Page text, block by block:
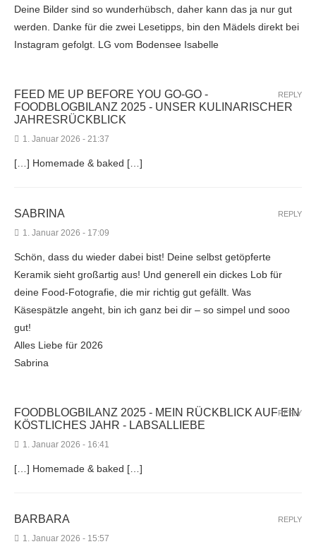
Deine Bilder sind so wunderhübsch, daher kann das ja nur gut
werden. Danke für die zwei Lesetipps, bin den Mädels direkt bei
Instagram gefolgt. LG vom Bodensee Isabelle
FEED ME UP BEFORE YOU GO-GO -
FOODBLOGBILANZ 2025 - UNSER KULINARISCHER
JAHRESRÜCKBLICK
1. Januar 2026 - 21:37
[…] Homemade & baked […]
REPLY
SABRINA
1. Januar 2026 - 17:09
Schön, dass du wieder dabei bist! Deine selbst getöpferte
Keramik sieht großartig aus! Und generell ein dickes Lob für
deine Food-Fotografie, die mir richtig gut gefällt. Was
Käsespätzle angeht, bin ich ganz bei dir – so simpel und sooo
gut!
Alles Liebe für 2026
Sabrina
REPLY
FOODBLOGBILANZ 2025 - MEIN RÜCKBLICK AUF EIN
KÖSTLICHES JAHR - LABSALLIEBE
1. Januar 2026 - 16:41
[…] Homemade & baked […]
REPLY
BARBARA
1. Januar 2026 - 15:57
REPLY